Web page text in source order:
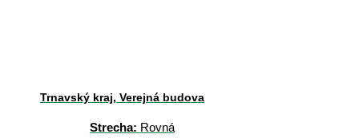
Trnavský kraj, Verejná budova
Strecha: Rovná